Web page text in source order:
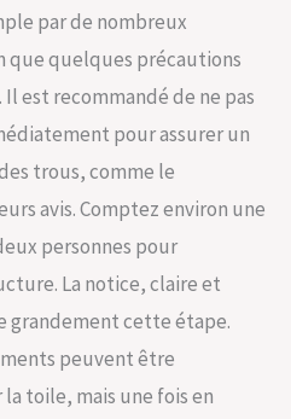
rétractable pour une
contre le soleil.
Système de
maintenir l'auvent en
place lorsqu'il est
et rétracté. Attention
: Il est recommandé
quand il pleut
Assemblage Facile :
des instructions
détaillées et les
par de nombreux
que quelques précautions
est recommandé de ne pas
pour assurer un
trous, comme le
avis. Comptez environ une
personnes pour
La notice, claire et
cette étape.
peuvent être
la toile, mais une fois en